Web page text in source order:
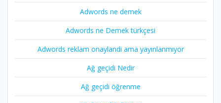
Adwords ne demek
Adwords ne Demek türkçesi
Adwords reklam onaylandi ama yayınlanmıyor
Ağ geçidi Nedir
Ağ geçidi öğrenme